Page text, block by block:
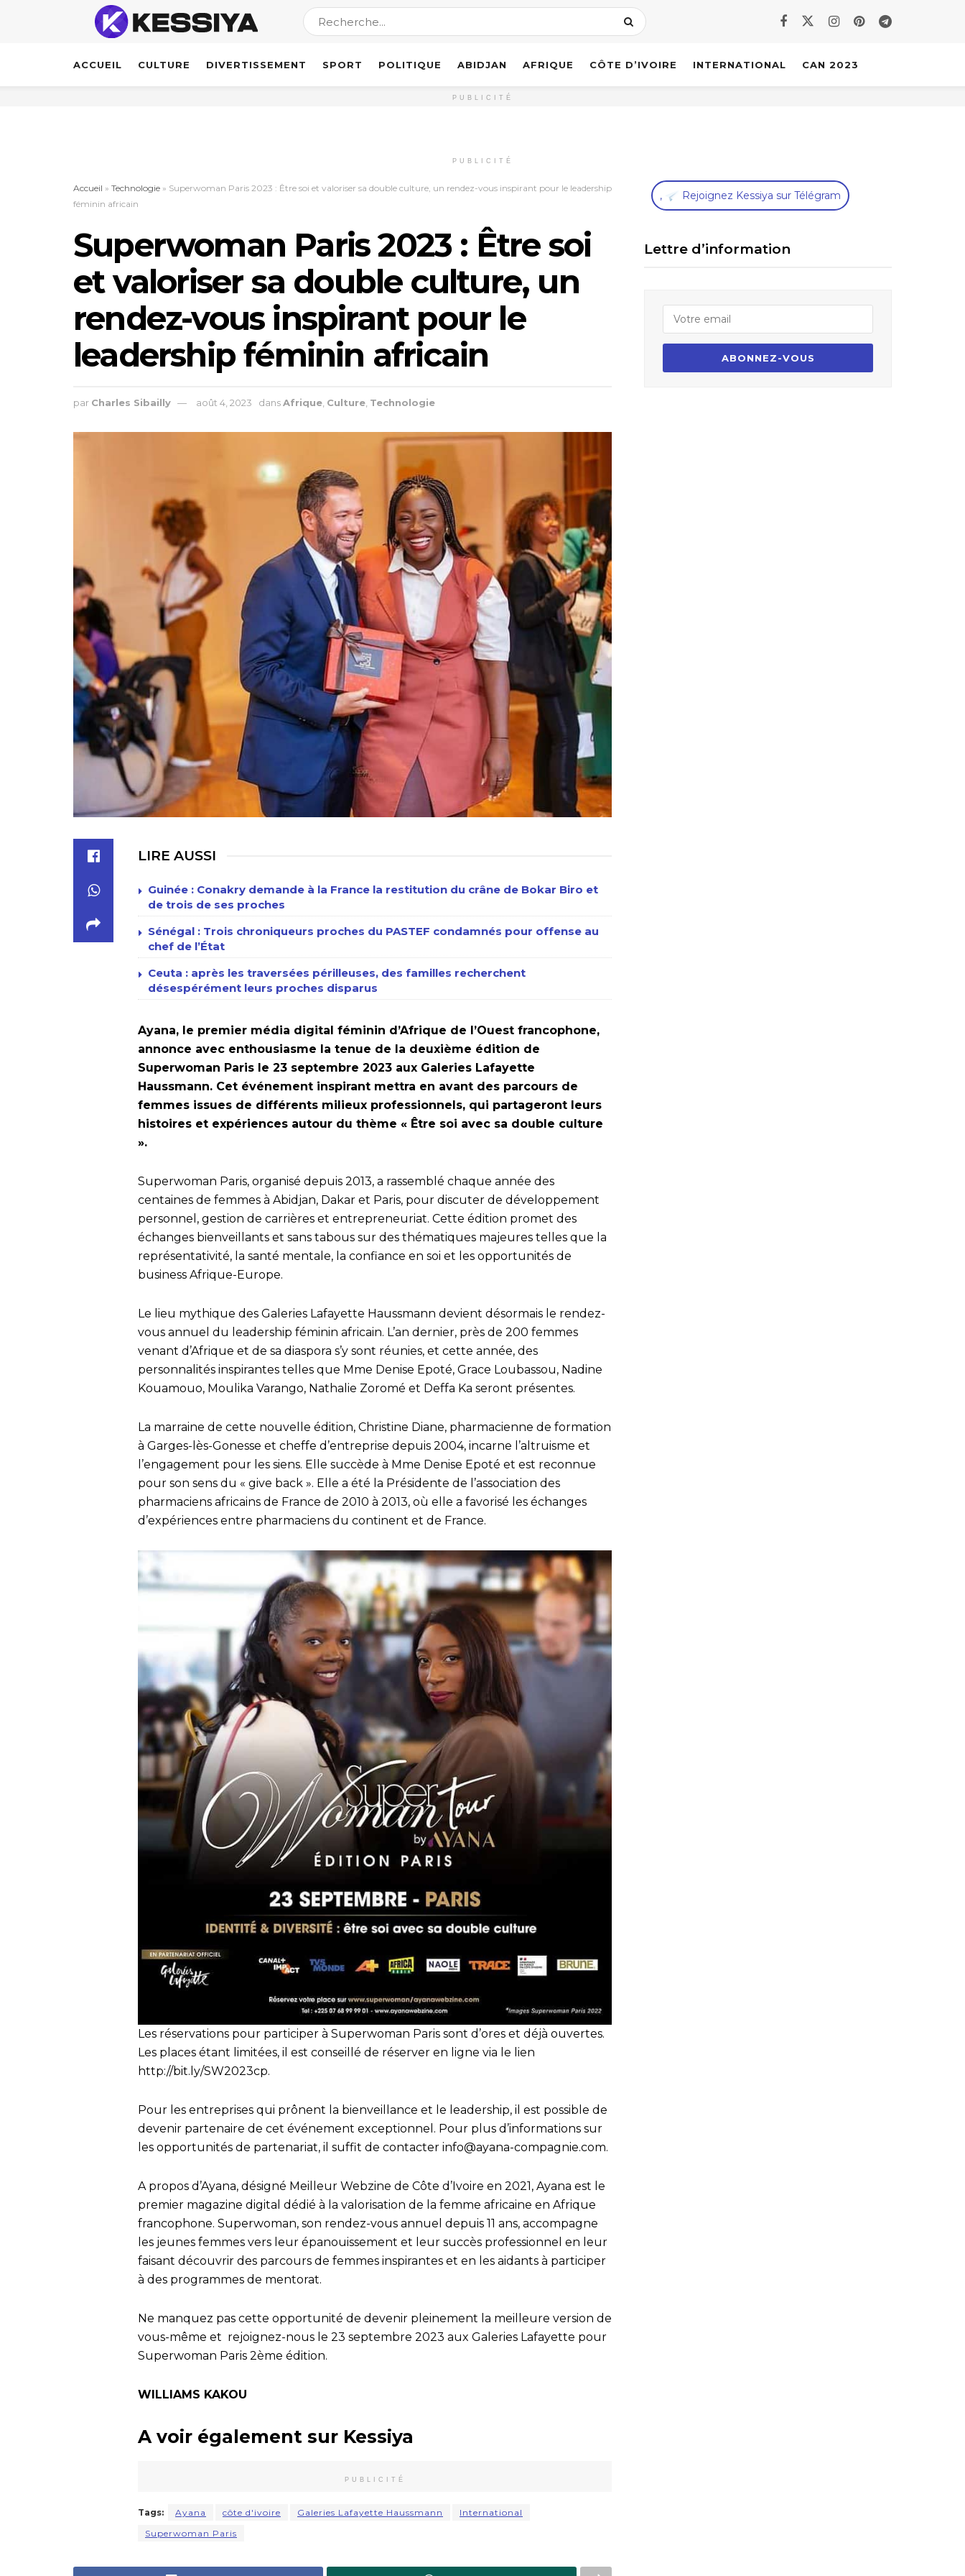
ACCUEIL CULTURE DIVERTISSEMENT SPORT POLITIQUE ABIDJAN AFRIQUE CÔTE D’IVOIRE INTERNATIONAL CAN 2023
PUBLICITÉ
PUBLICITÉ
Accueil » Technologie » Superwoman Paris 2023 : Être soi et valoriser sa double culture, un rendez-vous inspirant pour le leadership
féminin africain
Superwoman Paris 2023 : Être soi
et valoriser sa double culture, un
rendez-vous inspirant pour le
leadership féminin africain
par Charles Sibailly août 4, 2023 dansAfrique Culture Technologie
LIRE AUSSI
Guinée : Conakry demande à la France la restitution du crâne de Bokar Biro et
de trois de ses proches
Sénégal : Trois chroniqueurs proches du PASTEF condamnés pour offense au
chef de l’État
Ceuta : après les traversées périlleuses, des familles recherchent
désespérément leurs proches disparus
Ayana, le premier média digital féminin d’Afrique de l’Ouest francophone,
annonce avec enthousiasme la tenue de la deuxième édition de
Superwoman Paris le 23 septembre 2023 aux Galeries Lafayette
Haussmann. Cet événement inspirant mettra en avant des parcours de
femmes issues de différents milieux professionnels, qui partageront leurs
histoires et expériences autour du thème « Être soi avec sa double culture
».
Superwoman Paris, organisé depuis 2013, a rassemblé chaque année des
centaines de femmes à Abidjan, Dakar et Paris, pour discuter de développement
personnel, gestion de carrières et entrepreneuriat. Cette édition promet des
échanges bienveillants et sans tabous sur des thématiques majeures telles que la
représentativité, la santé mentale, la confiance en soi et les opportunités de
business Afrique-Europe.
Le lieu mythique des Galeries Lafayette Haussmann devient désormais le rendez-
vous annuel du leadership féminin africain. L’an dernier, près de 200 femmes
venant d’Afrique et de sa diaspora s’y sont réunies, et cette année, des
personnalités inspirantes telles que Mme Denise Epoté, Grace Loubassou, Nadine
Kouamouo, Moulika Varango, Nathalie Zoromé et Deffa Ka seront présentes.
La marraine de cette nouvelle édition, Christine Diane, pharmacienne de formation
à Garges-lès-Gonesse et cheffe d’entreprise depuis 2004, incarne l’altruisme et
l’engagement pour les siens. Elle succède à Mme Denise Epoté et est reconnue
pour son sens du « give back ». Elle a été la Présidente de l’association des
pharmaciens africains de France de 2010 à 2013, où elle a favorisé les échanges
d’expériences entre pharmaciens du continent et de France.
Les réservations pour participer à Superwoman Paris sont d’ores et déjà ouvertes.
Les places étant limitées, il est conseillé de réserver en ligne via le lien
http://bit.ly/SW2023cp.
Pour les entreprises qui prônent la bienveillance et le leadership, il est possible de
devenir partenaire de cet événement exceptionnel. Pour plus d’informations sur
les opportunités de partenariat, il suffit de contacter info@ayana-compagnie.com.
A propos d’Ayana, désigné Meilleur Webzine de Côte d’Ivoire en 2021, Ayana est le
premier magazine digital dédié à la valorisation de la femme africaine en Afrique
francophone. Superwoman, son rendez-vous annuel depuis 11 ans, accompagne
les jeunes femmes vers leur épanouissement et leur succès professionnel en leur
faisant découvrir des parcours de femmes inspirantes et en les aidants à participer
à des programmes de mentorat.
Ne manquez pas cette opportunité de devenir pleinement la meilleure version de
vous-même et rejoignez-nous le 23 septembre 2023 aux Galeries Lafayette pour
Superwoman Paris 2ème édition.
WILLIAMS KAKOU
A voir également sur Kessiya
PUBLICITÉ
Tags: Ayana côte d'ivoire Galeries Lafayette Haussmann
International
Superwoman Paris
, Rejoignez Kessiya sur Télégram
Lettre d’information